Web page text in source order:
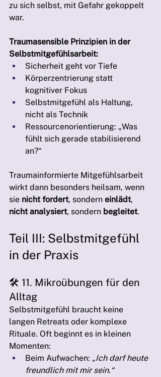
zu sich selbst, mit Gefahr gekoppelt
war.
Traumasensible Prinzipien in der
Selbstmitgefühlsarbeit:
Sicherheit geht vor Tiefe
Körperzentrierung statt
kognitiver Fokus
Selbstmitgefühl als Haltung,
nicht als Technik
Ressourcenorientierung: „Was
fühlt sich gerade stabilisierend
an?“
Traumainformierte Mitgefühlsarbeit
wirkt dann besonders heilsam, wenn
sie nicht fordert, sondern einlädt,
nicht analysiert, sondern begleitet.
Teil III: Selbstmitgefühl
in der Praxis
🛠️ 11. Mikroübungen für den
Alltag
Selbstmitgefühl braucht keine
langen Retreats oder komplexe
Rituale. Oft beginnt es in kleinen
Momenten:
Beim Aufwachen: „Ich darf heute
freundlich mit mir sein.“